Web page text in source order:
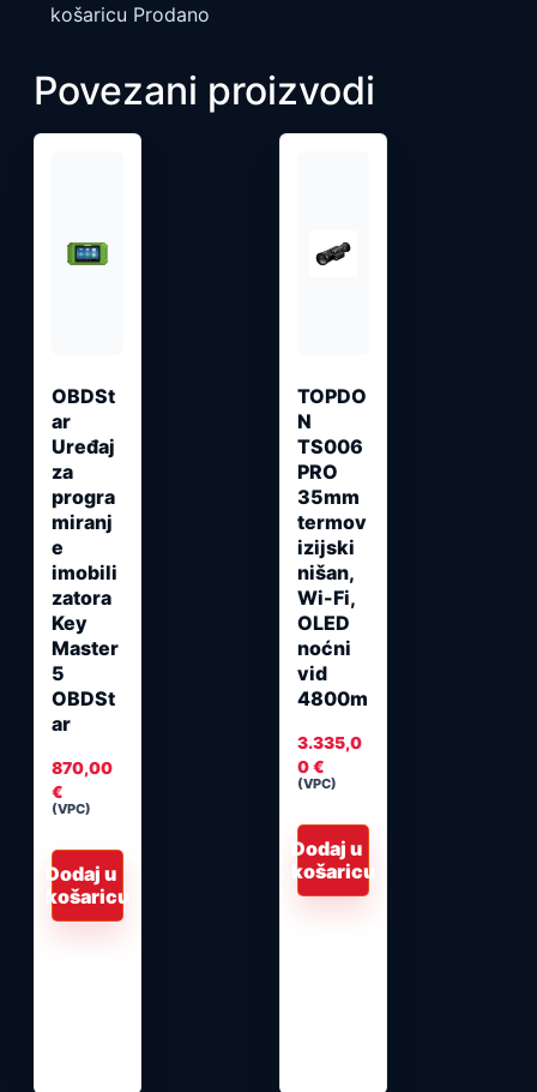
košaricu Prodano
Povezani proizvodi
OBDSt
ar
Uređaj
za
progra
miranj
e
imobili
zatora
Key
Master
5
OBDSt
ar
870,00
€
(VPC)
Dodaj u
košaricu
TOPDO
N
TS006
PRO
35mm
termov
izijski
nišan,
Wi-Fi,
OLED
noćni
vid
4800m
3.335,0
0€
(VPC)
Dodaj u
košaricu